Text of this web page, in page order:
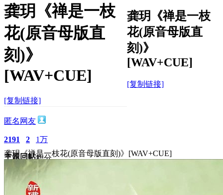
龚玥《禅是一枝
花(原音母版直
刻)》
[WAV+CUE]
[复制链接]
龚玥《禅是一枝
花(原音母版直
刻)》
[WAV+CUE]
[复制链接]
匿名网友
2191
主题
2
回帖
1万
积分
积分
11873
龚玥《禅是一枝花(原音母版直刻)》[WAV+CUE]